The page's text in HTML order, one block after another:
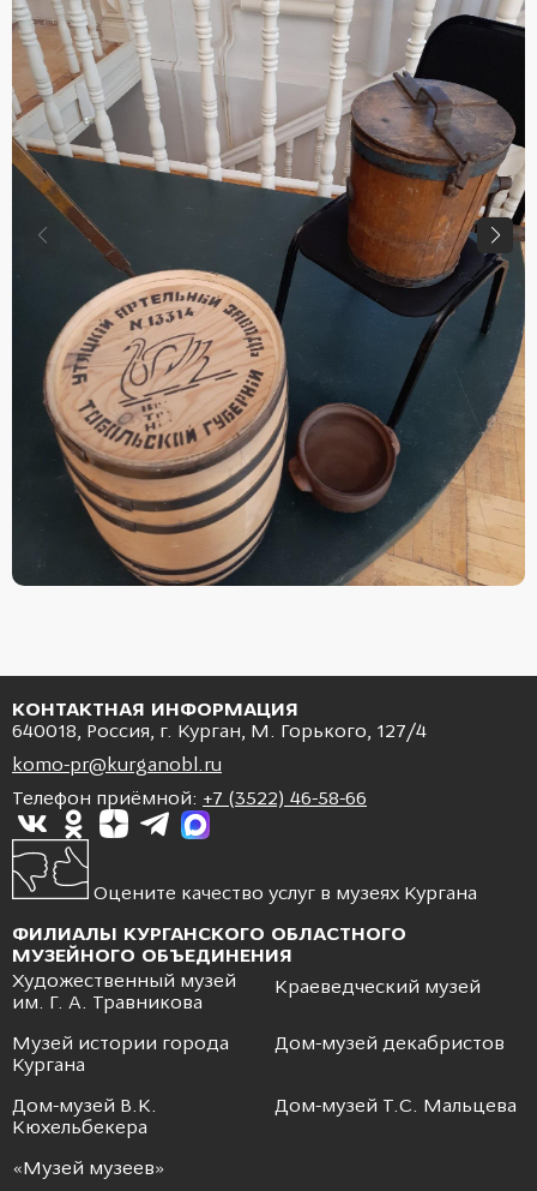
КОНТАКТНАЯ ИНФОРМАЦИЯ
640018, Россия, г. Курган, М. Горького, 127/4
komo-pr@kurganobl.ru
Телефон приёмной: +7 (3522) 46-58-66
Оцените качество услуг в музеях Кургана
ФИЛИАЛЫ КУРГАНСКОГО ОБЛАСТНОГО
МУЗЕЙНОГО ОБЪЕДИНЕНИЯ
Художественный музей
им. Г. А. Травникова
Краеведческий музей
Музей истории города
Кургана
Дом-музей декабристов
Дом-музей В.К.
Кюхельбекера
Дом-музей Т.С. Мальцева
«Музей музеев»